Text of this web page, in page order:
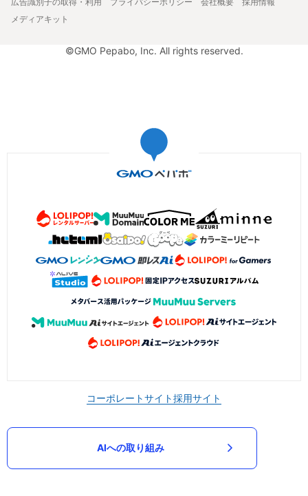
広告識別子の取得・利用
プライバシーポリシー 会社概要
採用情報
メディアキット
©GMO Pepabo, Inc. All rights reserved.
コーポレートサイト採用サイト
AIへの取り組み